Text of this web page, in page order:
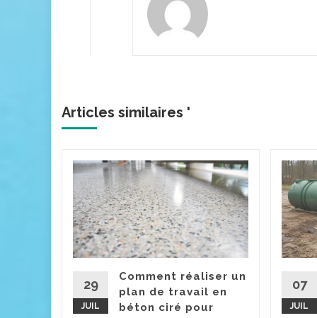
Articles similaires '
29
JUIL
Comment réaliser un
plan de travail en
béton ciré pour
07
JUIL